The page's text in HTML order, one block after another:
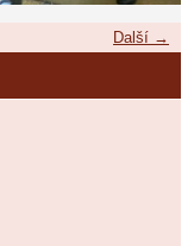
Další →